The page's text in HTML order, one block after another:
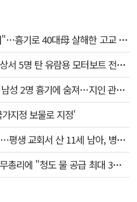
"아버지 외출한 사이"…흉기로 40대母 살해한 고교 자퇴생, 구속 기로에
전남 여수 오동도 해상서 5명 탄 유람용 모터보트 전복…2명 숨져
서울 면목동서 60대 남성 2명 흉기에 숨져…지인 관계로 추정
지정 보물로 지정'
"침대에 결박, 탈진"…평생 교회서 산 11세 남아, 병원 이송 끝 숨져
박권현 청도군수, 국무총리에 "청도 물 공급 최대 3만t 늘려달라"